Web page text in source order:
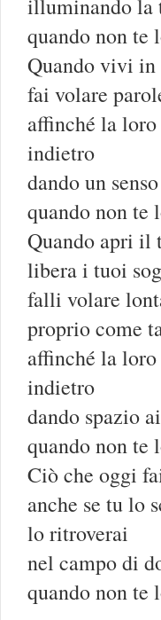
illuminando la
quando non te
Quando vivi
fai volare
affinché la
indietro
dando un
quando non te
Quando apri il
libera i tuoi
falli volare
proprio come
affinché la
indietro
dando spazio
quando non te
Ciò che oggi
anche se tu lo
lo ritroverai
nel campo di
quando non te